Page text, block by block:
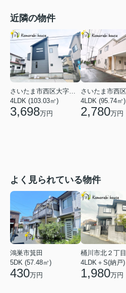
近隣の物件
4LDK (103.03㎡)
3,698万円
4LDK (95.74㎡)
2,780万円
よく見られている物件
鴻巣市箕田
5DK (57.48㎡)
430万円
桶川市北２丁目
1,980万円